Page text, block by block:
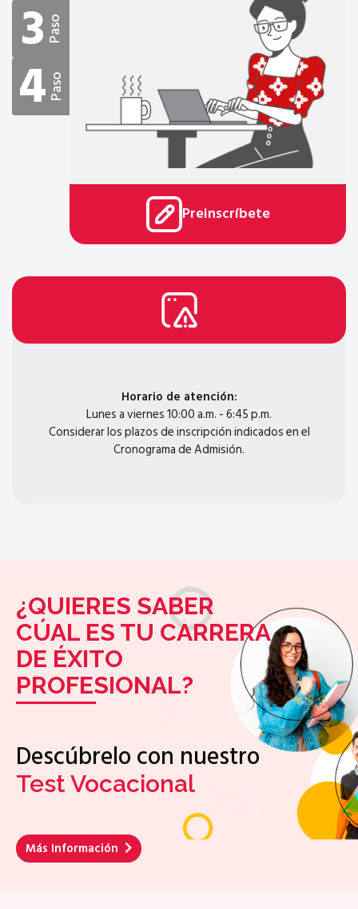
3Paso
4Paso
Preinscríbete
Horario de atención:
Lunes a viernes 10:00 a.m. - 6:45 p.m.
Considerar los plazos de inscripción indicados en el
Cronograma de Admisión.
¿QUIERES SABER
CÚAL ES TU CARRERA
DE ÉXITO
PROFESIONAL?
Descúbrelo con nuestro
Test Vocacional
Más Información